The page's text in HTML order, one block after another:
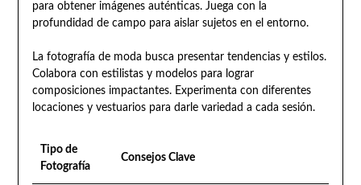
para obtener imágenes auténticas. Juega con la
profundidad de campo para aislar sujetos en el entorno.
La fotografía de moda busca presentar tendencias y estilos.
Colabora con estilistas y modelos para lograr
composiciones impactantes. Experimenta con diferentes
locaciones y vestuarios para darle variedad a cada sesión.
Tipo de
Fotografía
Consejos Clave